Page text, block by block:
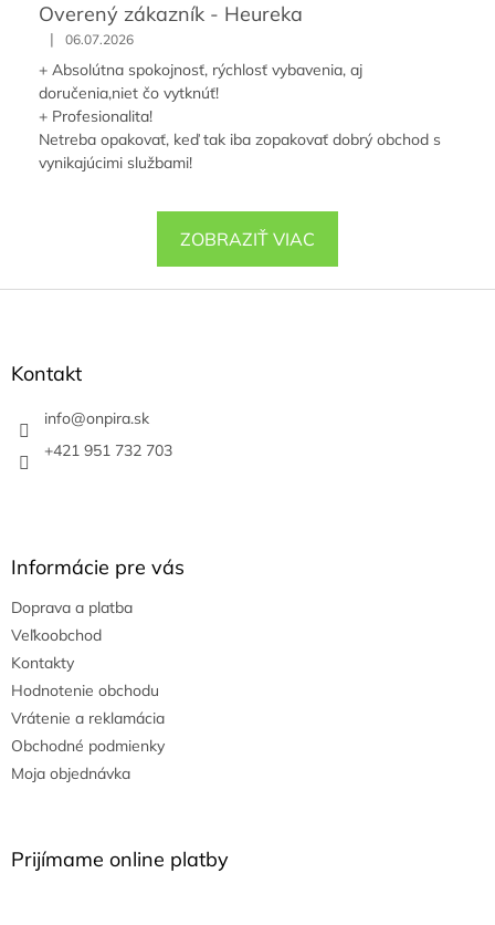
Overený zákazník - Heureka
| 06.07.2026
+ Absolútna spokojnosť, rýchlosť vybavenia, aj
doručenia,niet čo vytknúť!
+ Profesionalita!
Netreba opakovať, keď tak iba zopakovať dobrý obchod s
vynikajúcimi službami!
ZOBRAZIŤ VIAC
Z
Kontakt
info@onpira.sk
+421 951 732 703
Informácie pre vás
Doprava a platba
Veľkoobchod
Kontakty
Hodnotenie obchodu
Vrátenie a reklamácia
Obchodné podmienky
Moja objednávka
Prijímame online platby